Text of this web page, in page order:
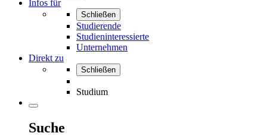
Infos für
Schließen
Studierende
Studieninteressierte
Unternehmen
Direkt zu
Schließen
Studium
Suche